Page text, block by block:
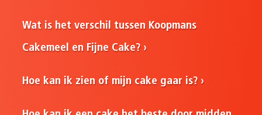
Wat is het verschil tussen Koopmans
Cakemeel en Fijne Cake?
Hoe kan ik zien of mijn cake gaar is?